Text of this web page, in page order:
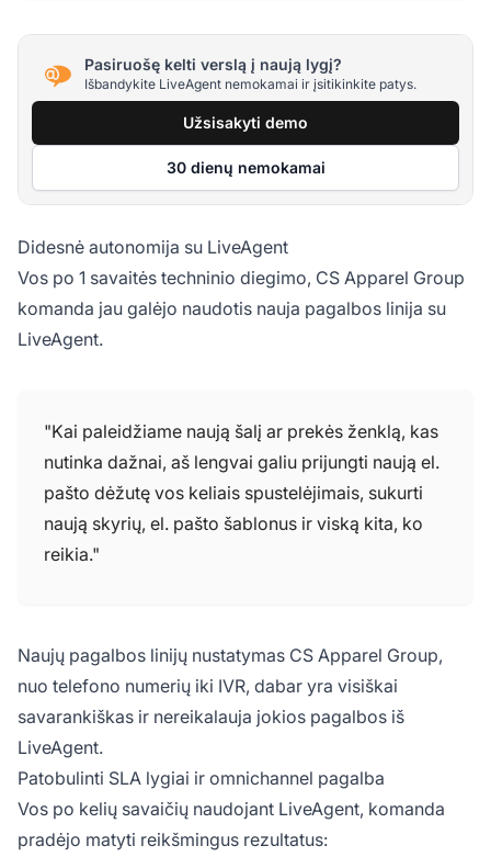
Pasiruošę kelti verslą į naują lygį?
Išbandykite LiveAgent nemokamai ir įsitikinkite patys.
Užsisakyti demo
30 dienų nemokamai
Didesnė autonomija su LiveAgent
Vos po 1 savaitės techninio diegimo, CS Apparel Group
komanda jau galėjo naudotis nauja pagalbos linija su
LiveAgent.
"Kai paleidžiame naują šalį ar prekės ženklą, kas
nutinka dažnai, aš lengvai galiu prijungti naują el.
pašto dėžutę vos keliais spustelėjimais, sukurti
naują skyrių, el. pašto šablonus ir viską kita, ko
reikia."
Naujų pagalbos linijų nustatymas CS Apparel Group,
nuo telefono numerių iki IVR, dabar yra visiškai
savarankiškas ir nereikalauja jokios pagalbos iš
LiveAgent.
Patobulinti SLA lygiai ir omnichannel pagalba
Vos po kelių savaičių naudojant LiveAgent, komanda
pradėjo matyti reikšmingus rezultatus: